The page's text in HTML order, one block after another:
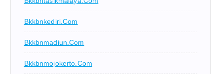
Bkkbnkediri.com
Bkkbnmadiun.com
Bkkbnmojokerto.com